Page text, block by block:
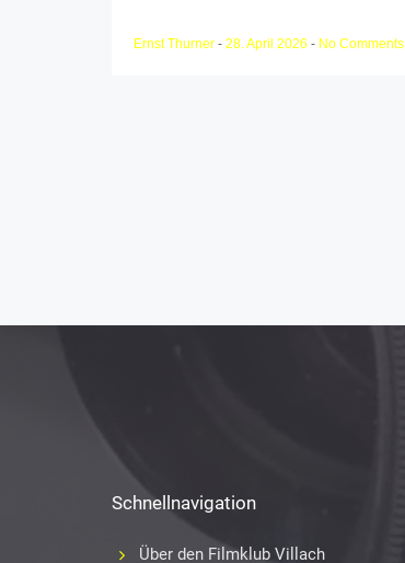
Ernst Thurner - 28. April 2026 - No Comments
Schnellnavigation
Über den Filmklub Villach